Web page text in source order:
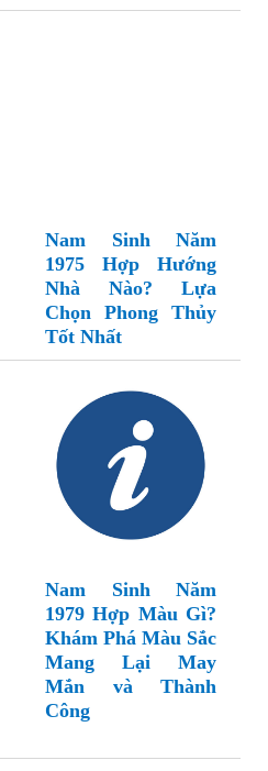
Nam Sinh Năm
1975 Hợp Hướng
Nhà Nào? Lựa
Chọn Phong Thủy
Tốt Nhất
Nam Sinh Năm
1979 Hợp Màu Gì?
Khám Phá Màu Sắc
Mang Lại May
Mắn và Thành
Công